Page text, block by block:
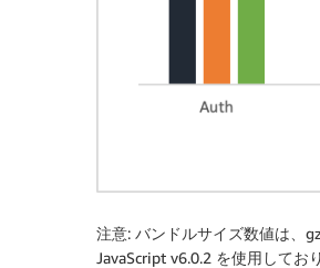
注意: バンドルサイズ数値は、
JavaScript v6.0.2 を使用して